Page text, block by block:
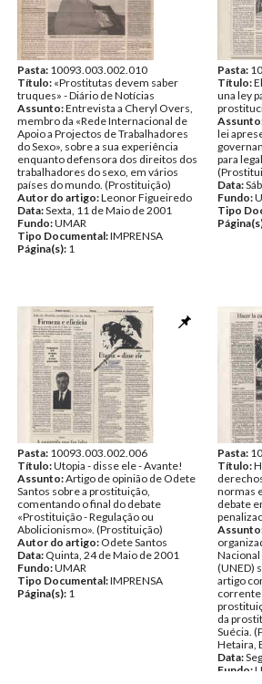
Pasta: 10093.003.002.010
Título: «Prostitutas devem saber
truques» - Diário de Notícias
Assunto:Entrevista a Cheryl Overs,
membro da «Rede Internacional de
Apoio a Projectos de Trabalhadores
do Sexo», sobre a sua experiência
enquanto defensora dos direitos dos
trabalhadores do sexo, em vários
países do mundo. (Prostituição)
Autor do artigo:Leonor Figueiredo
Data:Sexta, 11 de Maio de 2001
Fundo:UMAR
Tipo Documental:IMPRENSA
Página(s): 1
Pasta:
Título:
una ley
lei
para
Data:
Fundo:
Tipo
Pasta: 10093.003.002.006
Título:Utopia - disse ele - Avante!
Assunto:Artigo de opinião de Odete
Santos sobre a prostituição,
comentando o final do debate
«Prostituição - Regulação ou
Abolicionismo». (Prostituição)
Autor do artigo: Odete Santos
Data: Quinta, 24 de Maio de 2001
Fundo:UMAR
Tipo Documental:IMPRENSA
Página(s): 1
Pasta:
Título:
normas
debate
Nacional
(UNED)
artigo
da
Suécia.
Hetaira,
Data:
Fundo: